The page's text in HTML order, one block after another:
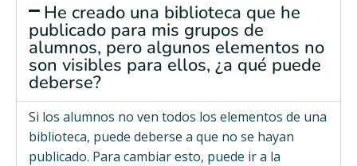
He creado una biblioteca que he
publicado para mis grupos de
alumnos, pero algunos elementos no
son visibles para ellos, ¿a qué puede
deberse?
Si los alumnos no ven todos los elementos de una
biblioteca, puede deberse a que no se hayan
publicado. Para cambiar esto, puede ir a la